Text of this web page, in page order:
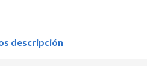
descripción